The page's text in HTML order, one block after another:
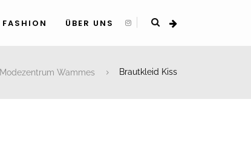
FASHION ÜBER UNS
Modezentrum Wammes Brautkleid Kiss